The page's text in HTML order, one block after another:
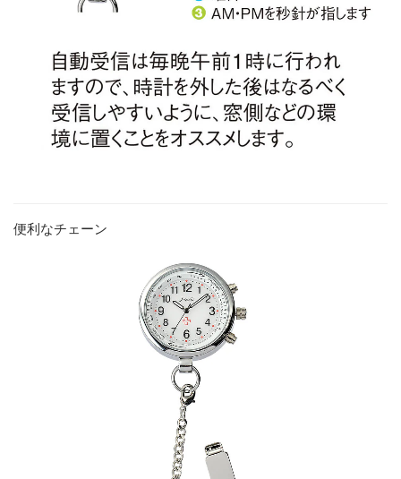
便利なチェーン